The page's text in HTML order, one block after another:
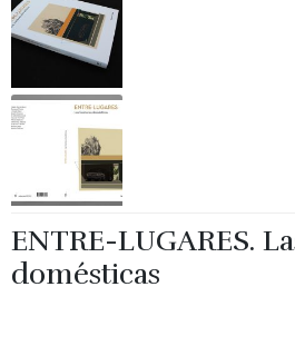
ENTRE-LUGARES.
domésticas